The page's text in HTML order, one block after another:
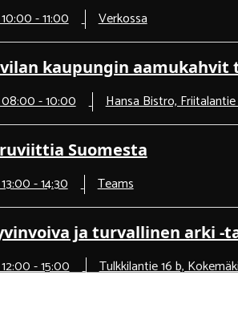
- 11:00
Verkossa
kaupungin
- 10:00
Hansa Bistro, Friitalantie
Suomesta
- 14:30
Teams
ja turvallinen arki -
- 15:00
Tulkkilantie 16 b,